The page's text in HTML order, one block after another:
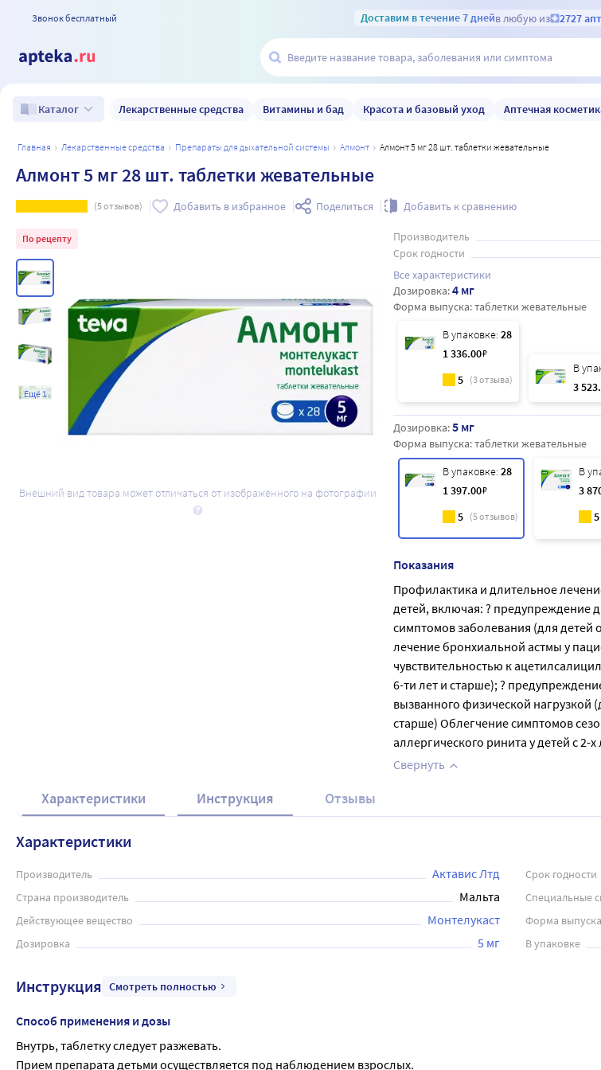
Звонок бесплатный Доставим в течение 7 днейв любую из 2727
Каталог Лекарственные средства Витамины и бад Красота и базовый уход Аптечная
главная лекарственные средства препараты для дыхательной системы алмонт Алмонт 5 мг 28 шт. таблетки жевательные
Алмонт 5 мг 28 шт. таблетки жевательные
(5отзывов) Добавить в избранное Поделиться Добавить к сравнению
По рецепту
Ещё 1
Внешний вид товара может отличаться от изображённого на фотографии
Производитель
Срок годности
Все характеристики
Дозировка:4 мг
Форма выпуска:таблетки жевательные
В упаковке: 28
1 336.00₽
5 (3отзыва)
В
3 523
Дозировка:5 мг
Форма выпуска:таблетки жевательные
В упаковке: 28
1 397.00₽
5 (5отзывов)
В
3
5
Показания
Профилактика и длительное
детей, включая: ? предупреждение
симптомов заболевания (для детей
лечение бронхиальной астмы у
чувствительностью к
6-ти лет и старше); ?
вызванного физической нагрузкой
старше) Облегчение симптомов
аллергического ринита у детей с 2-х
Свернуть
Характеристики Инструкция Отзывы
Характеристики
Производитель Актавис Лтд Срок годности
Страна производитель Мальта Специальные
Действующее вещество Монтелукаст Форма выпуска
Дозировка 5 мг В упаковке
Инструкция Смотреть полностью
Способ применения и дозы
Внутрь, таблетку следует разжевать.
Прием препарата детьми осуществляется под наблюдением взрослых.